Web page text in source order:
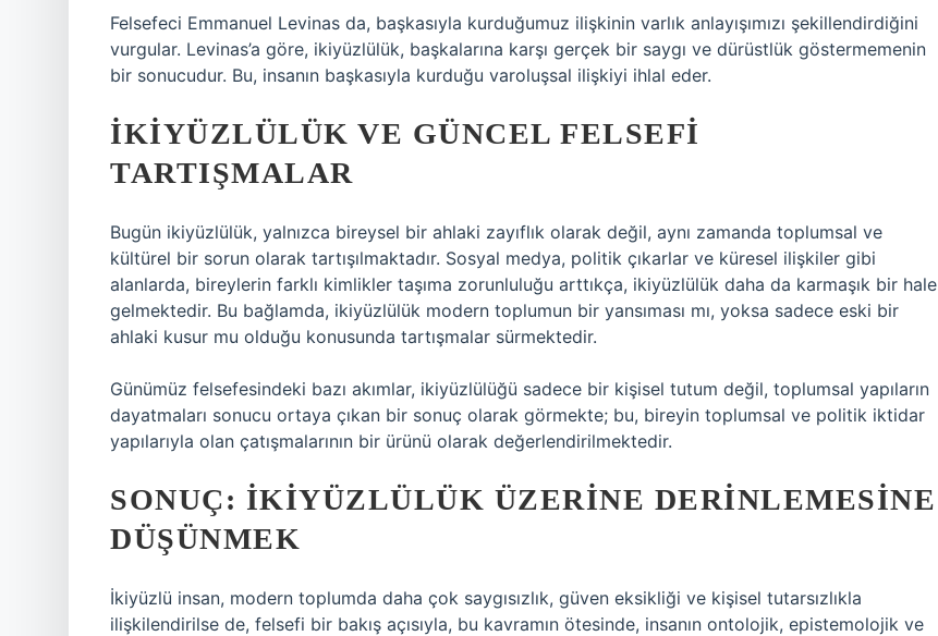
Felsefeci Emmanuel Levinas da, başkasıyla kurduğumuz ilişkinin varlık anlayışımızı şekillendirdiğini
vurgular. Levinas’a göre, ikiyüzlülük, başkalarına karşı gerçek bir saygı ve dürüstlük göstermemenin
bir sonucudur. Bu, insanın başkasıyla kurduğu varoluşsal ilişkiyi ihlal eder.
İKIYÜZLÜLÜK VE GÜNCEL FELSEFI
TARTIŞMALAR
Bugün ikiyüzlülük, yalnızca bireysel bir ahlaki zayıflık olarak değil, aynı zamanda toplumsal ve
kültürel bir sorun olarak tartışılmaktadır. Sosyal medya, politik çıkarlar ve küresel ilişkiler gibi
alanlarda, bireylerin farklı kimlikler taşıma zorunluluğu arttıkça, ikiyüzlülük daha da karmaşık bir hale
gelmektedir. Bu bağlamda, ikiyüzlülük modern toplumun bir yansıması mı, yoksa sadece eski bir
ahlaki kusur mu olduğu konusunda tartışmalar sürmektedir.
Günümüz felsefesindeki bazı akımlar, ikiyüzlülüğü sadece bir kişisel tutum değil, toplumsal yapıların
dayatmaları sonucu ortaya çıkan bir sonuç olarak görmekte; bu, bireyin toplumsal ve politik iktidar
yapılarıyla olan çatışmalarının bir ürünü olarak değerlendirilmektedir.
SONUÇ: İKIYÜZLÜLÜK ÜZERINE DERINLEMESINE
DÜŞÜNMEK
İkiyüzlü insan, modern toplumda daha çok saygısızlık, güven eksikliği ve kişisel tutarsızlıkla
ilişkilendirilse de, felsefi bir bakış açısıyla, bu kavramın ötesinde, insanın ontolojik, epistemolojik ve